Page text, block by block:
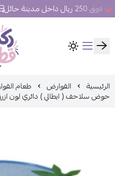
مدينة حائل
ركن
الرئيسية القوارض طعام
حوض سلاحف ( ايطالي ) دائري لون